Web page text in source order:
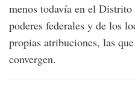
menos todavía en el
poderes federales y de los
propias atribuciones, las
convergen.